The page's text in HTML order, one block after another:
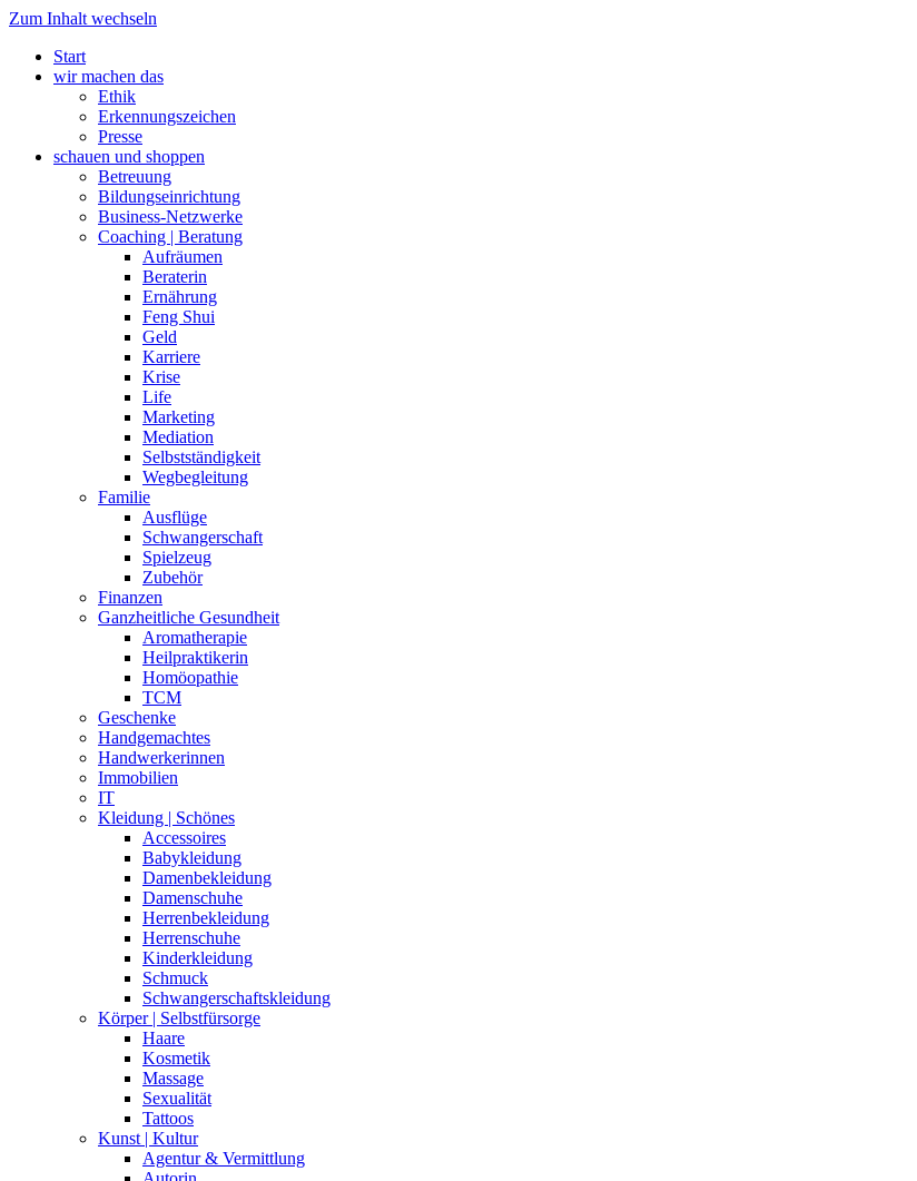
Zum Inhalt wechseln
Start
wir machen das
Ethik
Erkennungszeichen
Presse
schauen und shoppen
Betreuung
Bildungseinrichtung
Business-Netzwerke
Coaching | Beratung
Aufräumen
Beraterin
Ernährung
Feng Shui
Geld
Karriere
Krise
Life
Marketing
Mediation
Selbstständigkeit
Wegbegleitung
Familie
Ausflüge
Schwangerschaft
Spielzeug
Zubehör
Finanzen
Ganzheitliche Gesundheit
Aromatherapie
Heilpraktikerin
Homöopathie
TCM
Geschenke
Handgemachtes
Handwerkerinnen
Immobilien
IT
Kleidung | Schönes
Accessoires
Babykleidung
Damenbekleidung
Damenschuhe
Herrenbekleidung
Herrenschuhe
Kinderkleidung
Schmuck
Schwangerschaftskleidung
Körper | Selbstfürsorge
Haare
Kosmetik
Massage
Sexualität
Tattoos
Kunst | Kultur
Agentur & Vermittlung